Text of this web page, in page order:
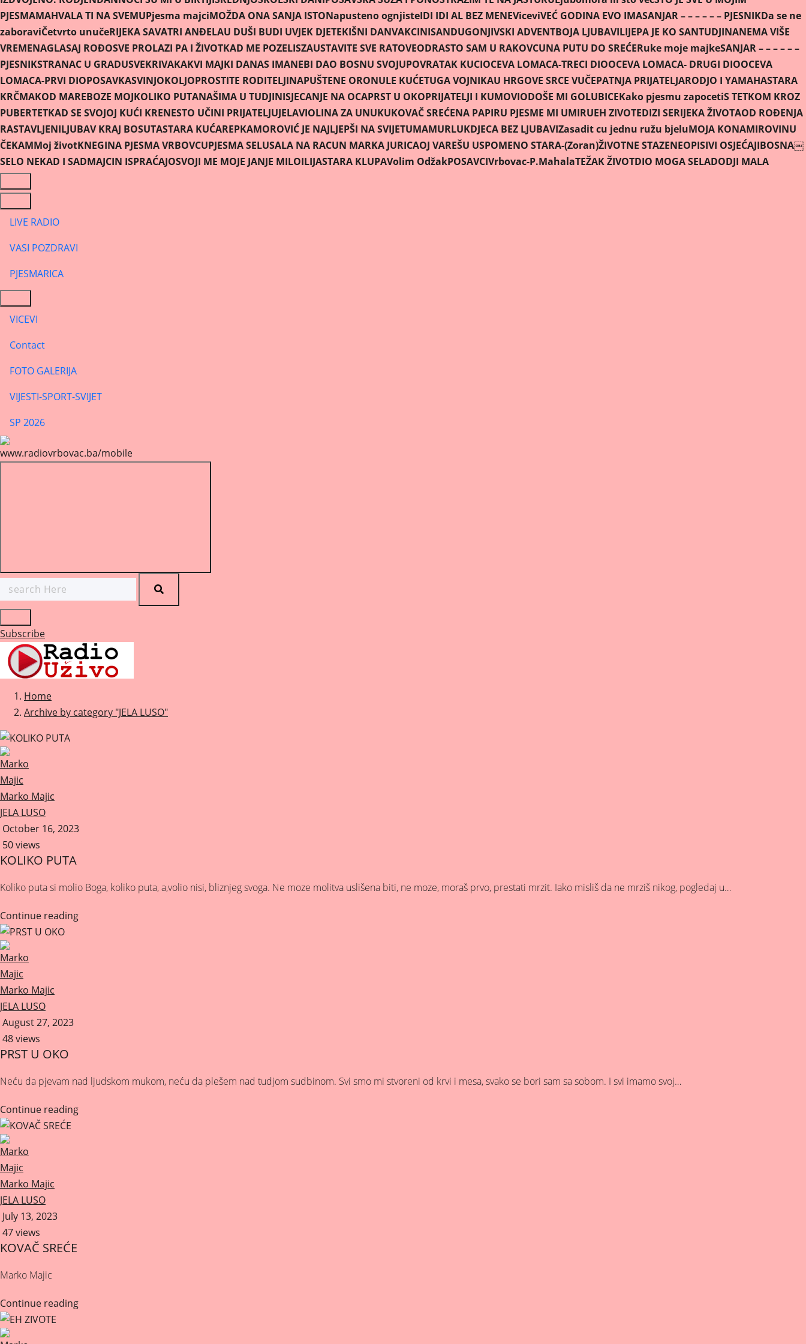
PJESMAMAHVALA TI NA SVEMUPjesma majciMOŽDA ONA SANJA ISTONapusteno ognjisteIDI IDI AL BEZ MENEViceviVEĆ GODINA EVO IMASANJAR – – – – – – PJESNIKDa se ne
zaboraviČetvrto unučeRIJEKA SAVATRI ANĐELAU DUŠI BUDI UVJEK DJETEKIŠNI DANVAKCINISANDUGONJIVSKI ADVENTBOJA LJUBAVILIJEPA JE KO SANTUDJINANEMA VIŠE
VREMENAGLASAJ ROĐOSVE PROLAZI PA I ŽIVOTKAD ME POZELISZAUSTAVITE SVE RATOVEODRASTO SAM U RAKOVCUNA PUTU DO SREĆERuke moje majkeSANJAR – – – – – –
PJESNIKSTRANAC U GRADUSVEKRIVAKAKVI MAJKI DANAS IMANEBI DAO BOSNU SVOJUPOVRATAK KUCIOCEVA LOMACA-TRECI DIOOCEVA LOMACA- DRUGI DIOOCEVA
LOMACA-PRVI DIOPOSAVKASVINJOKOLJOPROSTITE RODITELJINAPUŠTENE ORONULE KUĆETUGA VOJNIKAU HRGOVE SRCE VUČEPATNJA PRIJATELJARODJO I YAMAHASTARA
KRČMAKOD MAREBOZE MOJKOLIKO PUTANAŠIMA U TUDJINISJECANJE NA OCAPRST U OKOPRIJATELJI I KUMOVIODOŠE MI GOLUBICEKako pjesmu zapocetiS TETKOM KROZ
PUBERTETKAD SE SVOJOJ KUĆI KRENESTO UČINI PRIJATELJUJELAVIOLINA ZA UNUKUKOVAČ SREĆENA PAPIRU PJESME MI UMIRUEH ZIVOTEDIZI SERIJEKA ŽIVOTAOD ROÐENJA
RASTAVLJENILJUBAV KRAJ BOSUTASTARA KUĆAREPKAMOROVIĆ JE NAJLJEPŠI NA SVIJETUMAMURLUKDJECA BEZ LJUBAVIZasadit cu jednu ružu bjeluMOJA KONAMIROVINU
ČEKAMMoj životKNEGINA PJESMA VRBOVCUPJESMA SELUSALA NA RACUN MARKA JURICAOJ VAREŠU USPOMENO STARA-(Zoran)ŽIVOTNE STAZENEOPISIVI OSJEĆAJIBOSNA￼
SELO NEKAD I SADMAJCIN ISPRAĆAJOSVOJI ME MOJE JANJE MILOILIJASTARA KLUPAVolim OdžakPOSAVCIVrbovac-P.MahalaTEŽAK ŽIVOTDIO MOGA SELADODJI MALA
LIVE RADIO
VASI POZDRAVI
PJESMARICA
VICEVI
Contact
FOTO GALERIJA
VIJESTI-SPORT-SVIJET
SP 2026
Search
for:
Subscribe
Home
Archive by category "JELA LUSO"
Marko Majic
JELA LUSO
October 16, 2023
50 views
KOLIKO PUTA
Koliko puta si molio Boga, koliko puta, a,volio nisi, bliznjeg svoga. Ne moze molitva uslišena biti, ne moze, moraš prvo, prestati mrzit. Iako misliš da ne mrziš nikog, pogledaj u…
Continue reading
Marko Majic
JELA LUSO
August 27, 2023
48 views
PRST U OKO
Neću da pjevam nad ljudskom mukom, neću da plešem nad tudjom sudbinom. Svi smo mi stvoreni od krvi i mesa, svako se bori sam sa sobom. I svi imamo svoj…
Continue reading
Marko Majic
JELA LUSO
July 13, 2023
47 views
KOVAČ SREĆE
Marko Majic
Continue reading